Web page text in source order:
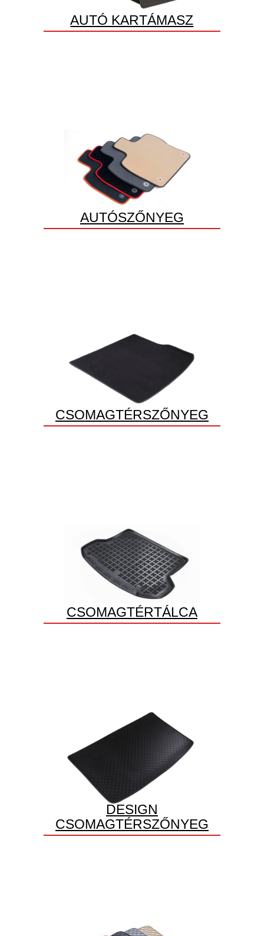
AUTÓ KARTÁMASZ
AUTÓSZŐNYEG
CSOMAGTÉRSZŐNYEG
CSOMAGTÉRTÁLCA
DESIGN
CSOMAGTÉRSZŐNYEG